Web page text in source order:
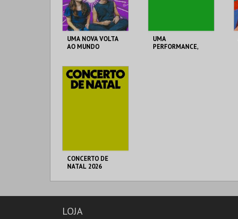
COMPRAR
UMA NOVA VOLTA
AO MUNDO
T. M. JOAQUIM
BENITE
UMA
PERFORMANCE,
CONCERTO DE
NATAL 2026
BENITE
LOJA